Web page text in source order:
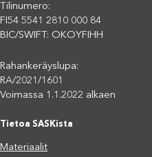
Tilinumero:
FI54 5541 2810 000 84
BIC/SWIFT: OKOYFIHH
Rahankeräyslupa:
RA/2021/1601
Voimassa 1.1.2022 alkaen
Tietoa SASKista
Materiaalit